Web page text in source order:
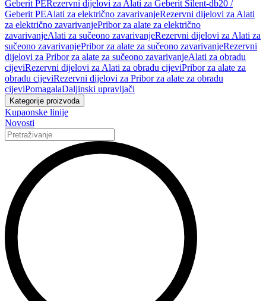
Geberit PERezervni dijelovi za Alati za Geberit Silent-db20 /
Geberit PEAlati za električno zavarivanjeRezervni dijelovi za Alati
za električno zavarivanjePribor za alate za električno
zavarivanjeAlati za sučeono zavarivanjeRezervni dijelovi za Alati za
sučeono zavarivanjePribor za alate za sučeono zavarivanjeRezervni
dijelovi za Pribor za alate za sučeono zavarivanjeAlati za obradu
cijeviRezervni dijelovi za Alati za obradu cijeviPribor za alate za
obradu cijeviRezervni dijelovi za Pribor za alate za obradu
cijeviPomagalaDaljinski upravljači
Kategorije proizvoda
Kupaonske linije
Novosti